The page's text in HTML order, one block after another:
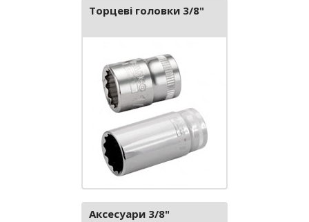
Торцеві головки 3/8"
Аксесуари 3/8"